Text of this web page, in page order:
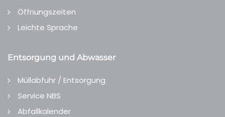
Öffnungszeiten
Leichte Sprache
Entsorgung und Abwasser
Müllabfuhr / Entsorgung
Service NBS
Abfallkalender